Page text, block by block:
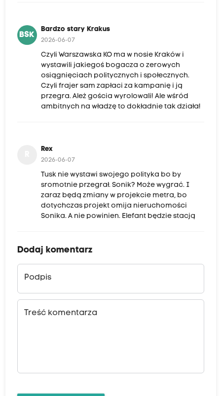
BSK
Bardzo stary Krakus
2026-06-07
Czyli Warszawska KO ma w nosie Kraków i
wystawili jakiegoś bogacza o zerowych
osiągnięciach politycznych i społecznych.
Czyli frajer sam zapłaci za kampanię i ją
przegra. Ależ gościa wyrolowali! Ale wśród
ambitnych na władzę to dokładnie tak działa!
Rex
2026-06-07
Tusk nie wystawi swojego polityka bo by
sromotnie przegrał. Sonik? Może wygrać. I
zaraz będą zmiany w projekcie metra, bo
dotychczas projekt omija nieruchomości
Sonika. A nie powinien. Elefant będzie stacją
Dodaj komentarz
Podpis
Treść komentarza